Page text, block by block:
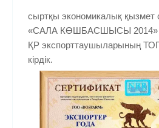
сыртқы экономикалық қызмет
«САЛА КӨШБАСШЫСЫ 2014»
ҚР экспорттаушыларының
кірдік.